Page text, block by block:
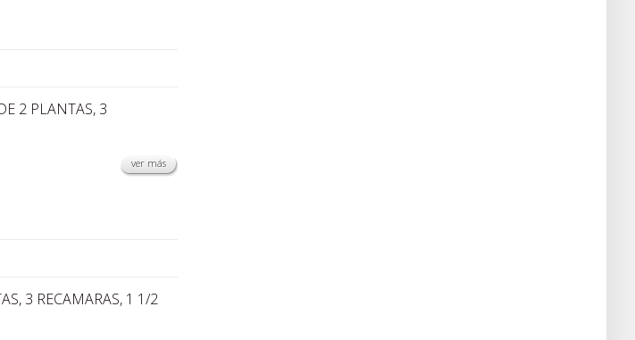
2 PLANTAS, 3
ver más
3 RECAMARAS, 1 1/2